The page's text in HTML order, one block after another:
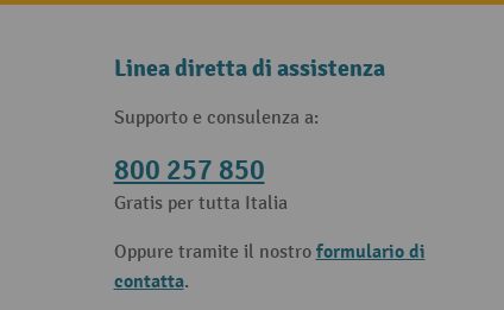
Linea diretta di assistenza
Supporto e consulenza a:
800 257 850
Gratis per tutta Italia
Oppure tramite il nostro formulario di
contatta.